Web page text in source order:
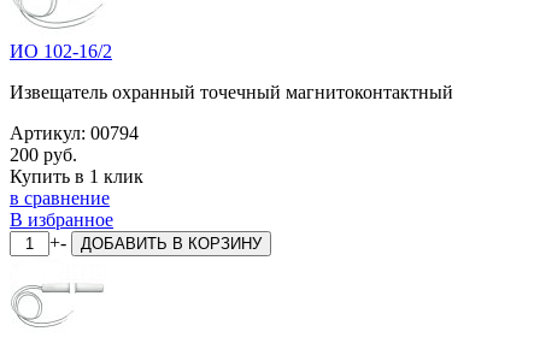
ИО 102-16/2
Извещатель охранный точечный магнитоконтактный
Артикул: 00794
200 руб.
Купить в 1 клик
в сравнение
В избранное
+- ДОБАВИТЬ В КОРЗИНУ